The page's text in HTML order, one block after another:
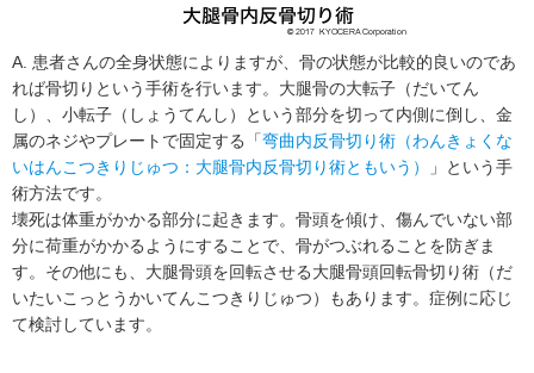
A. 患者さんの全身状態によりますが、骨の状態が比較的良いのであ
れば骨切りという手術を行います。大腿骨の大転子（だいてん
し）、小転子（しょうてんし）という部分を切って内側に倒し、金
属のネジやプレートで固定する「弯曲内反骨切り術（わんきょくな
いはんこつきりじゅつ：大腿骨内反骨切り術ともいう）
」という手
術方法です。
壊死は体重がかかる部分に起きます。骨頭を傾け、傷んでいない部
分に荷重がかかるようにすることで、骨がつぶれることを防ぎま
す。その他にも、大腿骨頭を回転させる大腿骨頭回転骨切り術（だ
いたいこっとうかいてんこつきりじゅつ）もあります。症例に応じ
て検討しています。